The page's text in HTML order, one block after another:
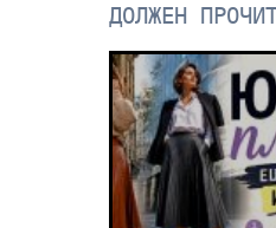
ДОЛЖЕН